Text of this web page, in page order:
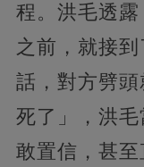
程。洪毛透
之前，就接
話，對方劈
死了」，洪
敢置信，甚